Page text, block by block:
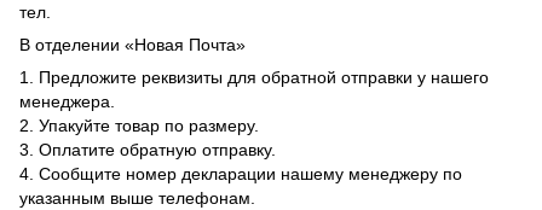
тел.
В отделении «Новая Почта»
1. Предложите реквизиты для обратной отправки у нашего
менеджера.
2. Упакуйте товар по размеру.
3. Оплатите обратную отправку.
4. Сообщите номер декларации нашему менеджеру по
указанным выше телефонам.